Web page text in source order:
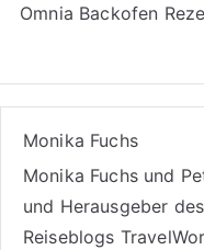
Omnia Backofen
Monika Fuchs
Monika Fuchs und
und Herausgeber
Reiseblogs